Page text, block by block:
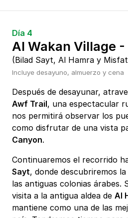
Día 4
Al Wakan Village -
(Bilad Sayt, Al Hamra y
Incluye desayuno, almuerzo y cena
Después de desayunar,
Awf Trail, una espectacular
nos permitirá observar los
como disfrutar de una vista
Canyon.
Continuaremos el recorrido
Sayt, donde descubriremos
las antiguas colonias árabes.
visita a la antigua aldea de Al
mantiene como una de las